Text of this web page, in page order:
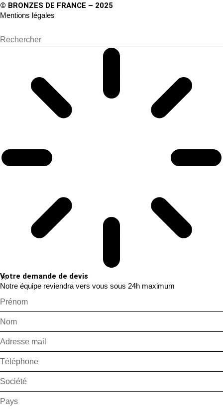
© BRONZES DE FRANCE – 2025
Mentions légales
Votre demande de devis
Notre équipe reviendra vers vous sous 24h maximum